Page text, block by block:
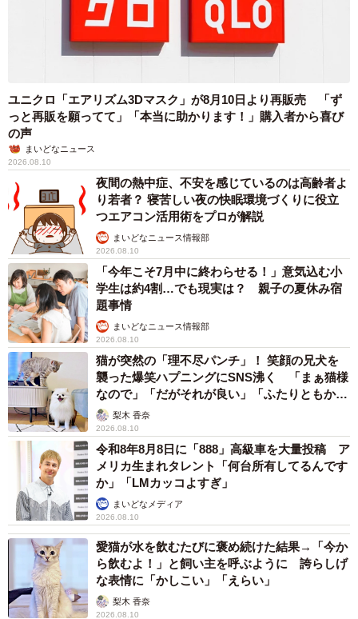
ユニクロ「エアリズム3Dマスク」が8月10日より再販売 「ず
っと再販を願ってて」「本当に助かります！」購入者から喜び
の声
まいどなニュース
2026.08.10
夜間の熱中症、不安を感じているのは高齢者よ
り若者？ 寝苦しい夜の快眠環境づくりに役立
つエアコン活用術をプロが解説
まいどなニュース情報部
2026.08.10
「今年こそ7月中に終わらせる！」意気込む小
学生は約4割…でも現実は？ 親子の夏休み宿
題事情
まいどなニュース情報部
2026.08.10
猫が突然の「理不尽パンチ」！ 笑顔の兄犬を
襲った爆笑ハプニングにSNS沸く 「まぁ猫様
なので」「だがそれが良い」「ふたりともかわ
いいね」
梨木 香奈
2026.08.10
令和8年8月8日に「888」高級車を大量投稿 ア
メリカ生まれタレント「何台所有してるんです
か」「LMカッコよすぎ」
まいどなメディア
2026.08.10
愛猫が水を飲むたびに褒め続けた結果→「今か
ら飲むよ！」と飼い主を呼ぶように 誇らしげ
な表情に「かしこい」「えらい」
梨木 香奈
2026.08.10